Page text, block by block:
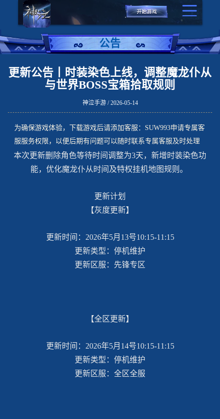
公告
更新公告丨时装染色上线，调整魔龙仆从
与世界BOSS宝箱拾取规则
神泣手游 / 2026-05-14
为确保游戏体验，下载游戏后请添加客服：SUW993申请专属客
服服务权限，以便后期有问题可以随时联系专属客服及时处理
本次更新删除角色等待时间调整为3天，新增时装染色功
能，优化魔龙仆从时间及特权挂机地图规则。
更新计划
【灰度更新】
更新时间：2026年5月13号10:15-11:15
更新类型：停机维护
更新区服：先锋专区
【全区更新】
更新时间：2026年5月14号10:15-11:15
更新类型：停机维护
更新区服：全区全服